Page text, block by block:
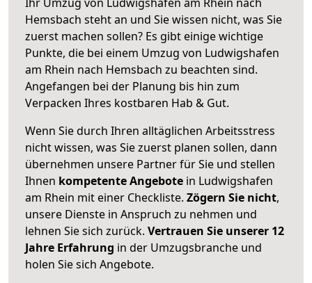
Hemsbach steht an und Sie wissen nicht, was Sie
zuerst machen sollen? Es gibt einige wichtige
Punkte, die bei einem Umzug von Ludwigshafen
am Rhein nach Hemsbach zu beachten sind.
Angefangen bei der Planung bis hin zum
Verpacken Ihres kostbaren Hab & Gut.
Wenn Sie durch Ihren alltäglichen Arbeitsstress
nicht wissen, was Sie zuerst planen sollen, dann
übernehmen unsere Partner für Sie und stellen
Ihnen kompetente Angebote in Ludwigshafen
am Rhein mit einer Checkliste. Zögern Sie nicht,
unsere Dienste in Anspruch zu nehmen und
lehnen Sie sich zurück. Vertrauen Sie unserer 12
Jahre Erfahrung in der Umzugsbranche und
holen Sie sich Angebote.